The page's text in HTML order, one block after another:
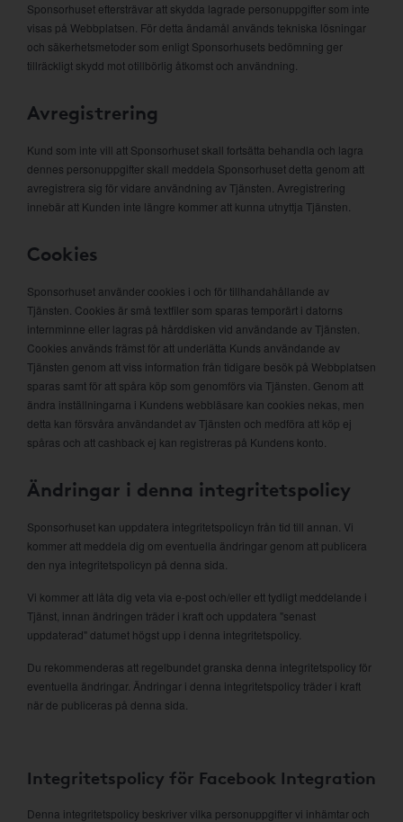
Sponsorhuset eftersträvar att skydda lagrade personuppgifter som inte
visas på Webbplatsen. För detta ändamål används tekniska lösningar
och säkerhetsmetoder som enligt Sponsorhusets bedömning ger
tillräckligt skydd mot otillbörlig åtkomst och användning.
Avregistrering
Kund som inte vill att Sponsorhuset skall fortsätta behandla och lagra
dennes personuppgifter skall meddela Sponsorhuset detta genom att
avregistrera sig för vidare användning av Tjänsten. Avregistrering
innebär att Kunden inte längre kommer att kunna utnyttja Tjänsten.
Cookies
Sponsorhuset använder cookies i och för tillhandahållande av
Tjänsten. Cookies är små textfiler som sparas temporärt i datorns
internminne eller lagras på hårddisken vid användande av Tjänsten.
Cookies används främst för att underlätta Kunds användande av
Tjänsten genom att viss information från tidigare besök på Webbplatsen
sparas samt för att spåra köp som genomförs via Tjänsten. Genom att
ändra inställningarna i Kundens webbläsare kan cookies nekas, men
detta kan försvåra användandet av Tjänsten och medföra att köp ej
spåras och att cashback ej kan registreras på Kundens konto.
Ändringar i denna integritetspolicy
Sponsorhuset kan uppdatera integritetspolicyn från tid till annan. Vi
kommer att meddela dig om eventuella ändringar genom att publicera
den nya integritetspolicyn på denna sida.
Vi kommer att låta dig veta via e-post och/eller ett tydligt meddelande i
Tjänst, innan ändringen träder i kraft och uppdatera "senast
uppdaterad" datumet högst upp i denna integritetspolicy.
Du rekommenderas att regelbundet granska denna integritetspolicy för
eventuella ändringar. Ändringar i denna integritetspolicy träder i kraft
när de publiceras på denna sida.
Integritetspolicy för Facebook Integration
Denna integritetspolicy beskriver vilka personuppgifter vi inhämtar och